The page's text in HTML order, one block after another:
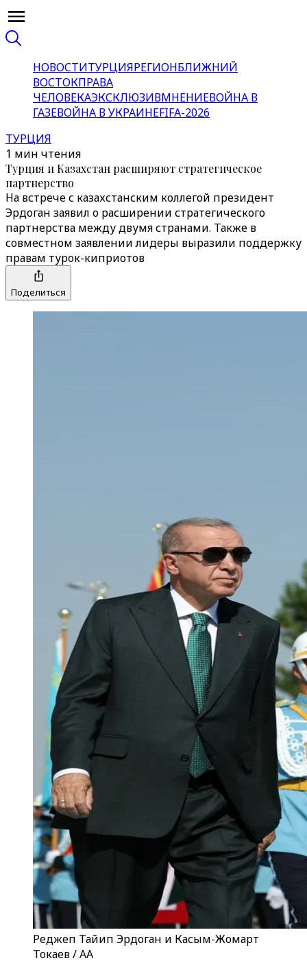
НОВОСТИТУРЦИЯРЕГИОНБЛИЖНИЙ
ВОСТОКПРАВА
ЧЕЛОВЕКАЭКСКЛЮЗИВМНЕНИЕВОЙНА В
ГАЗЕВОЙНА В УКРАИНЕFIFA-2026
ТУРЦИЯ
1 мин чтения
Турция и Казахстан расширяют стратегическое
партнерство
На встрече с казахстанским коллегой президент
Эрдоган заявил о расширении стратегического
партнерства между двумя странами. Также в
совместном заявлении лидеры выразили поддержку
правам турок-киприотов
Поделиться
Реджеп Тайип Эрдоган и Касым-Жомарт
Токаев / AA